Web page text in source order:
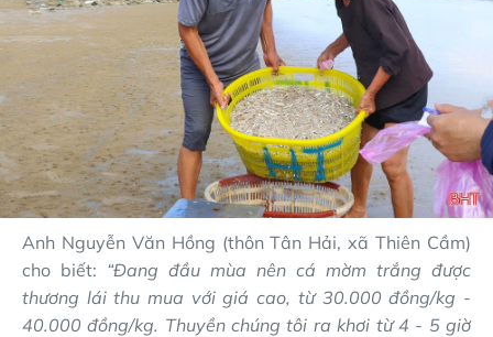
Anh Nguyễn Văn Hồng (thôn Tân Hải, xã Thiên Cầm)
cho biết: “Đang đầu mùa nên cá mờm trắng được
thương lái thu mua với giá cao, từ 30.000 đồng/kg -
40.000 đồng/kg. Thuyền chúng tôi ra khơi từ 4 - 5 giờ